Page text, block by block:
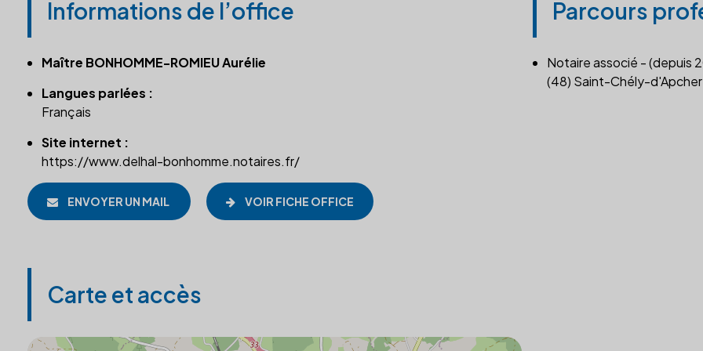
Informations de l’office
Maître BONHOMME-ROMIEU Aurélie
Langues parlées :
Français
Site internet :
https://www.delhal-bonhomme.notaires.fr/
ENVOYER UN MAIL VOIR FICHE OFFICE
Parcours
Notaire associé - (depuis
(48) Saint-Chély-d'Apcher
Carte et accès